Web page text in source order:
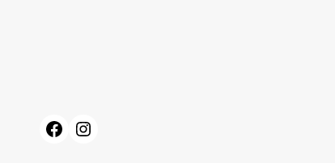
Facebook
Instagram